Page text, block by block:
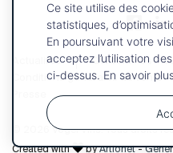
Actualités
Qui sommes-
Conditions générales de vente
© 2026 Vogel Vins. Tous droits
Created with
byArtionet-
Ce site utilise des
statistiques,
En poursuivant votre
acceptez l’utilisation
ci-dessus. En savoir